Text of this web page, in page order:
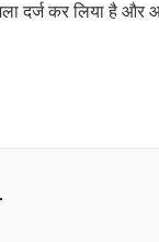
दर्ज कर लिया है और